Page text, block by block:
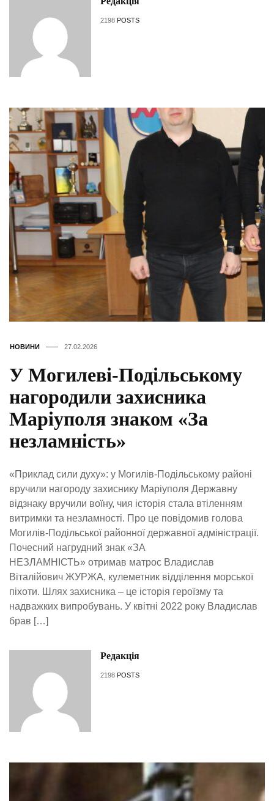
2198 POSTS
НОВИНИ 27.02.2026
У Могилеві-Подільському
нагородили захисника
Маріуполя знаком «За
незламність»
«Приклад сили духу»: у Могилів-Подільському районі
вручили нагороду захиснику Маріуполя Державну
відзнаку вручили воїну, чия історія стала втіленням
витримки та незламності. Про це повідомив голова
Могилів-Подільської районної державної адміністрації.
Почесний нагрудний знак «ЗА
НЕЗЛАМНІСТЬ» отримав матрос Владислав
Віталійович ЖУРЖА, кулеметник відділення морської
піхоти. Шлях захисника – це історія героїзму та
надважких випробувань. У квітні 2022 року Владислав
брав […]
Редакція
2198 POSTS